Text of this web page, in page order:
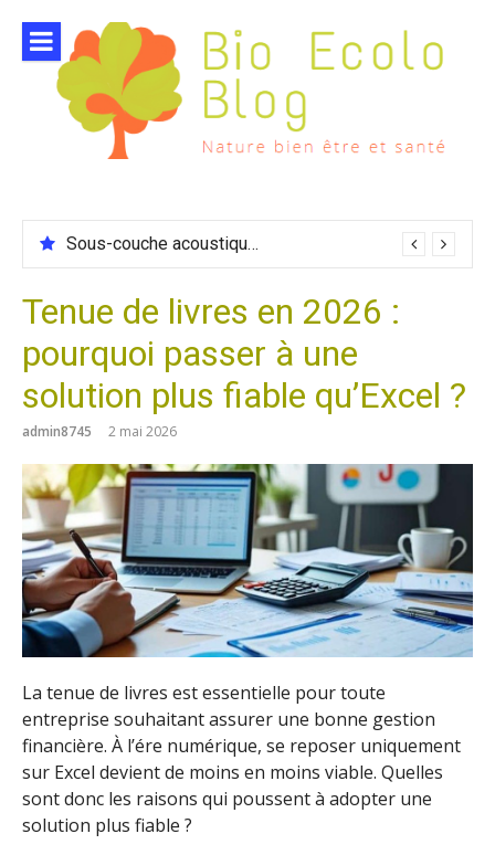
contenu
Sous-couche acoustique compatible chauffage sol
Tenue de livres en 2026 :
pourquoi passer à une
solution plus fiable qu’Excel ?
admin8745 2 mai 2026
La tenue de livres est essentielle pour toute
entreprise souhaitant assurer une bonne gestion
financière. À l’ére numérique, se reposer uniquement
sur Excel devient de moins en moins viable. Quelles
sont donc les raisons qui poussent à adopter une
solution plus fiable ?